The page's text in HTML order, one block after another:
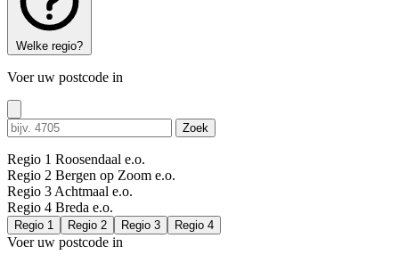
Welke regio?
Voer uw postcode in
Zoek
Regio 1 Roosendaal e.o.
Regio 2 Bergen op Zoom e.o.
Regio 3 Achtmaal e.o.
Regio 4 Breda e.o.
Regio 1 Regio 2 Regio 3 Regio 4
Voer uw postcode in